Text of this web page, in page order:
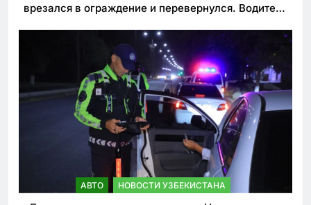
врезался в ограждение и перевернулся. Водитель
АВТО НОВОСТИ УЗБЕКИСТАНА